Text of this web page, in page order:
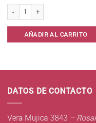
Bolzip Separadores Freezer y
AÑADIR AL CARRITO
cantidad
DATOS DE CONTACTO
Vera Mujica 3843 –